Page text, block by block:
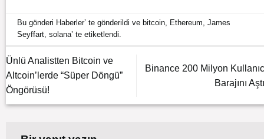
Bu gönderi Haberler’ te gönderildi ve bitcoin, Ethereum,James
Seyffart,solana’ te etiketlendi.
Ünlü Analistten Bitcoin ve
Altcoin’lerde “Süper Döngü”
Öngörüsü!
Binance 200 Milyon
Barajını